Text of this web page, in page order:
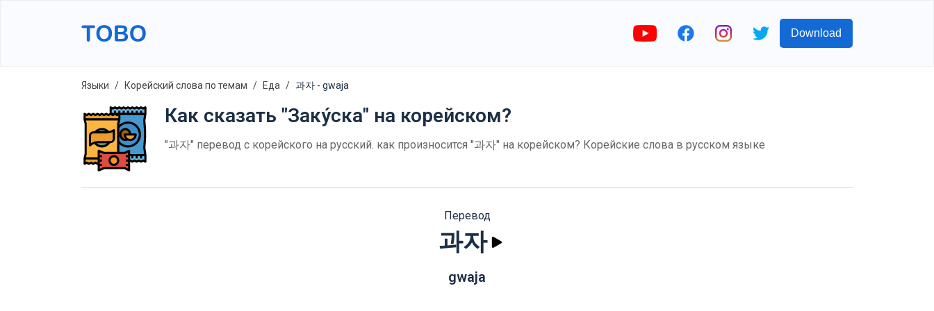
Download
Языки Корейский слова по темам Еда 과자 - gwaja
Как сказать "Заку́ска" на корейском?
"과자" перевод с корейского на русский. как произносится "과자" на корейском? Корейские слова в русском языке
Перевод
과자
gwaja